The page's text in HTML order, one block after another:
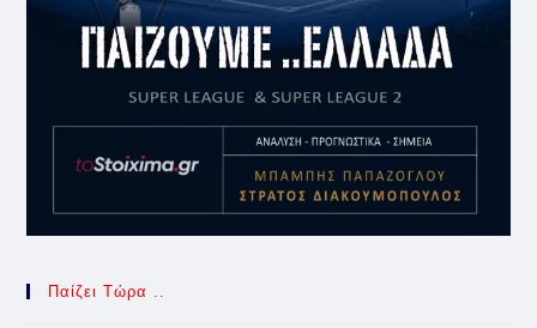
Παίζει Τώρα ..